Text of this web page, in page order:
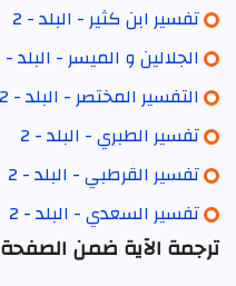
تفسير ابن كثير - البلد - 2
الجلالين و الميسر - البلد - 2
التفسير المختصر - البلد - 2
تفسير الطبري - البلد - 2
تفسير القرطبي - البلد - 2
تفسير السعدي - البلد - 2
ترجمة الآية ضمن الصفحة